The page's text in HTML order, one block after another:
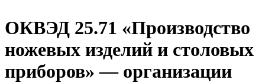
ОКВЭД 25.71 «Производство
ножевых изделий и столовых
приборов» — организации